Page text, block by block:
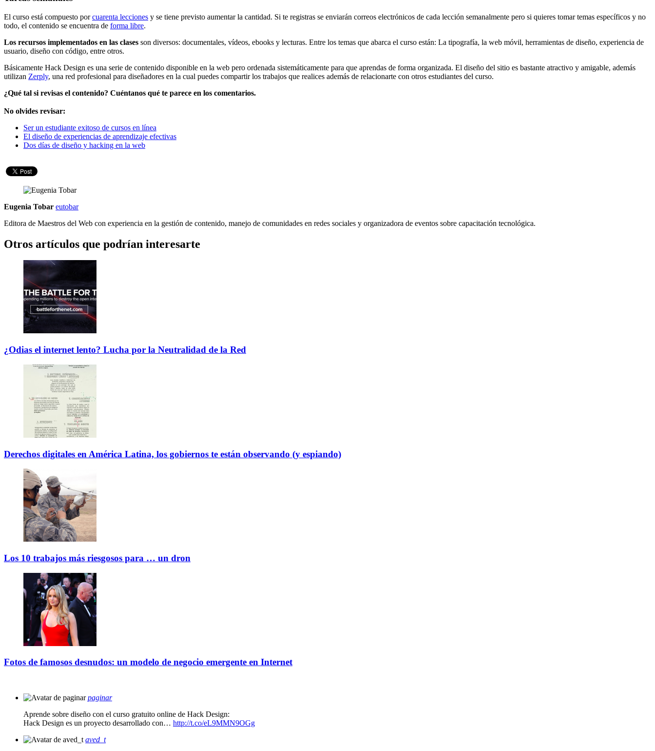
El curso está compuesto porcuarenta lecciones y se tiene previsto aumentar la cantidad. Si te registras se enviarán correos electrónicos de cada lección semanalmente pero si quieres tomar temas específicos y no
todo, el contenido se encuentra de forma libre.
Los recursos implementados en las clases son diversos: documentales, vídeos, ebooks y lecturas. Entre los temas que abarca el curso están: La tipografía, la web móvil, herramientas de diseño, experiencia de
usuario, diseño con código, entre otros.
Básicamente Hack Design es una serie de contenido disponible en la web pero ordenada sistemáticamente para que aprendas de forma organizada. El diseño del sitio es bastante atractivo y amigable, además
utilizan Zerply, una red profesional para diseñadores en la cual puedes compartir los trabajos que realices además de relacionarte con otros estudiantes del curso.
¿Qué tal si revisas el contenido? Cuéntanos qué te parece en los comentarios.
No olvides revisar:
Ser un estudiante exitoso de cursos en línea
El diseño de experiencias de aprendizaje efectivas
Dos días de diseño y hacking en la web
Eugenia Tobar eutobar
Editora de Maestros del Web con experiencia en la gestión de contenido, manejo de comunidades en redes sociales y organizadora de eventos sobre capacitación tecnológica.
Otros artículos que podrían interesarte
¿Odias el internet lento? Lucha por la Neutralidad de la Red
Derechos digitales en América Latina, los gobiernos te están observando (y espiando)
Los 10 trabajos más riesgosos para … un dron
Fotos de famosos desnudos: un modelo de negocio emergente en Internet
paginar
Aprende sobre diseño con el curso gratuito online de Hack Design:
Hack Design es un proyecto desarrollado con… http://t.co/eL9MMN9OGg
aved_t